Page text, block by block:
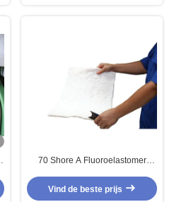
70 Shore A Fluoroelastomer
en UV-bestandheid
Vind de beste prijs